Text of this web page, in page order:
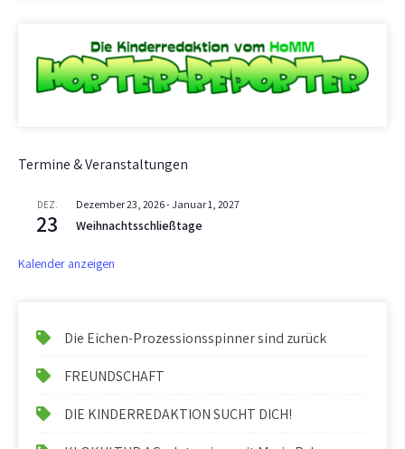
Termine & Veranstaltungen
DEZ.
23
Dezember 23, 2026- Januar 1, 2027
Weihnachtsschließtage
Kalender anzeigen
Die Eichen-Prozessionsspinner sind zurück
FREUNDSCHAFT
DIE KINDERREDAKTION SUCHT DICH!